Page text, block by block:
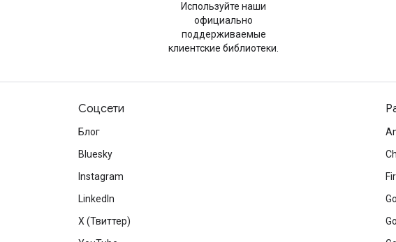
Используйте наши
официально
поддерживаемые
клиентские библиотеки.
Соцсети
Блог
Bluesky
Instagram
LinkedIn
X (Твиттер)